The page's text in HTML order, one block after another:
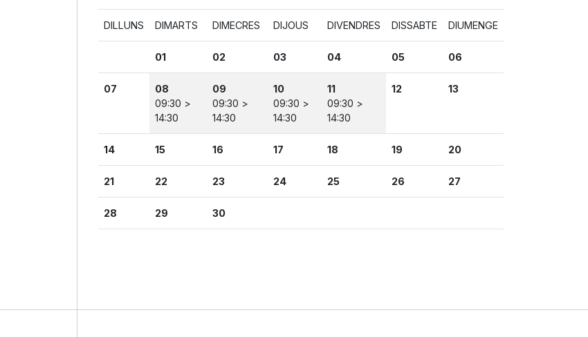
DILLUNS DIMARTS DIMECRES DIJOUS DIVENDRES DISSABTE DIUMENGE
01 02 03 04 05 06
07
08
09:30 >
14:30
09
09:30 >
14:30
10
09:30 >
14:30
11
09:30 >
14:30
12 13
14 15 16 17 18 19 20
21 22 23 24 25 26 27
28 29 30